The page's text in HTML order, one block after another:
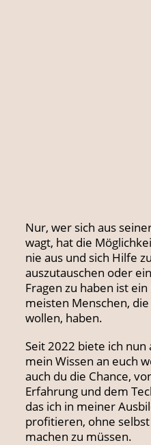
Nur, wer sich aus
wagt, hat die
nie aus und sich Hilfe
auszutauschen oder
Fragen zu haben ist
meisten Menschen,
wollen, haben.
Seit 2022 biete ich nun
mein Wissen an euch
auch du die Chance,
Erfahrung und dem
das ich in meiner
profitieren, ohne
machen zu müssen.